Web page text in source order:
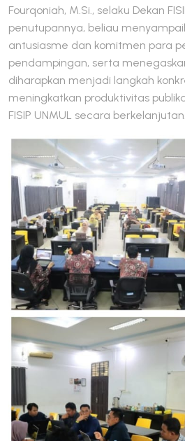
Fourqoniah, M.Si., selaku Dekan
penutupannya, beliau
antusiasme dan komitmen para
pendampingan, serta
diharapkan menjadi langkah
meningkatkan produktivitas
FISIP UNMUL secara berkelanjutan.